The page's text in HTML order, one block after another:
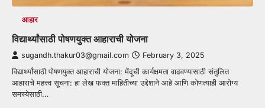
आहार
विद्यार्थ्यांसाठी पोषणयुक्त आहाराची योजना
sugandh.thakur03@gmail.com February 3, 2025
विद्यार्थ्यांसाठी पोषणयुक्त आहाराची योजना: मेंदूची कार्यक्षमता वाढवण्यासाठी संतुलित
आहाराचे महत्त्व सूचना: हा लेख फक्त माहितीच्या उद्देशाने आहे आणि कोणत्याही आरोग्य
समस्येसाठी…